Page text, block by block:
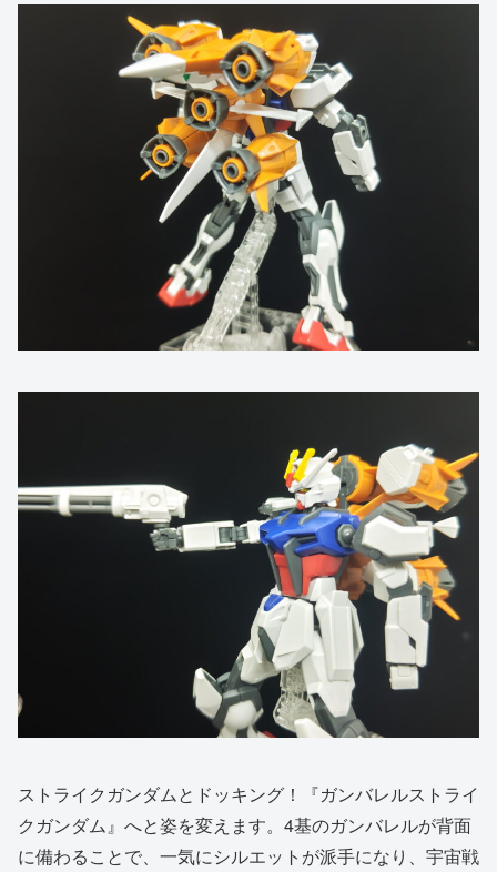
ストライクガンダムとドッキング！『ガンバレルストライ
クガンダム』へと姿を変えます。4基のガンバレルが背面
に備わることで、一気にシルエットが派手になり、宇宙戦